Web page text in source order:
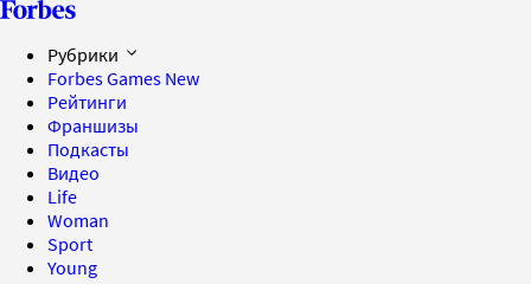
Рубрики
Forbes Games New
Рейтинги
Франшизы
Подкасты
Видео
Life
Woman
Sport
Young